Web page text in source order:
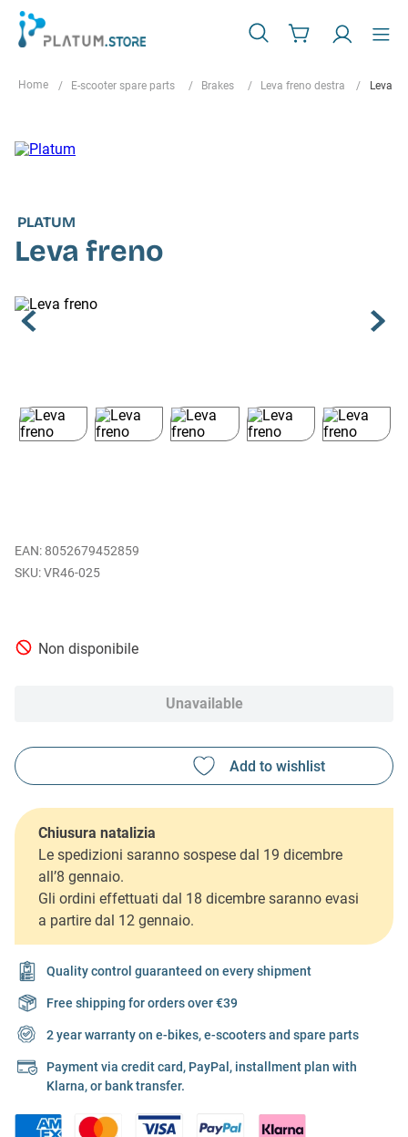
E-scooter spare parts Brakes Leva freno destra Leva
PLATUM
Leva freno
EAN: 8052679452859
VR46-025
Non disponibile
Unavailable
Chiusura natalizia
Le spedizioni saranno sospese dal 19 dicembre
all’8 gennaio.
Gli ordini effettuati dal 18 dicembre saranno evasi
a partire dal 12 gennaio.
Quality control guaranteed on every shipment
Free shipping for orders over €39
2 year warranty on e-bikes, e-scooters and spare parts
Payment via credit card, PayPal, installment plan with
Klarna, or bank transfer.